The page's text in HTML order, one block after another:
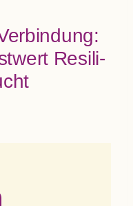
Resi­li­